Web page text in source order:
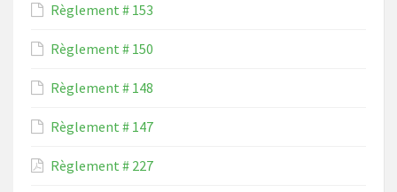
Règlement # 153
Règlement # 150
Règlement # 148
Règlement # 147
Règlement # 227